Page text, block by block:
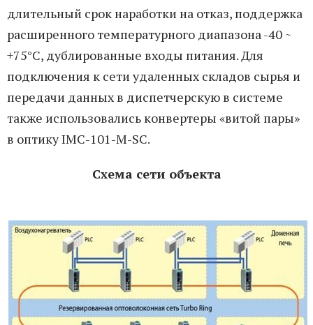
длительный срок наработки на отказ, поддержка
расширенного температурного диапазона -40 ~
+75°C, дублированные входы питания. Для
подключения к сети удаленных складов сырья и
передачи данных в диспетчерскую в системе
также использовались конвертеры «витой пары»
в оптику IMC-101-M-SC.
Схема сети объекта